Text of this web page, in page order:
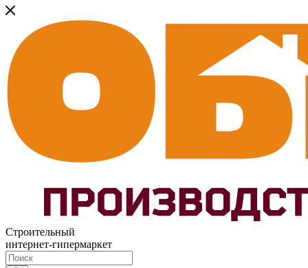
Строительный
интернет-гипермаркет